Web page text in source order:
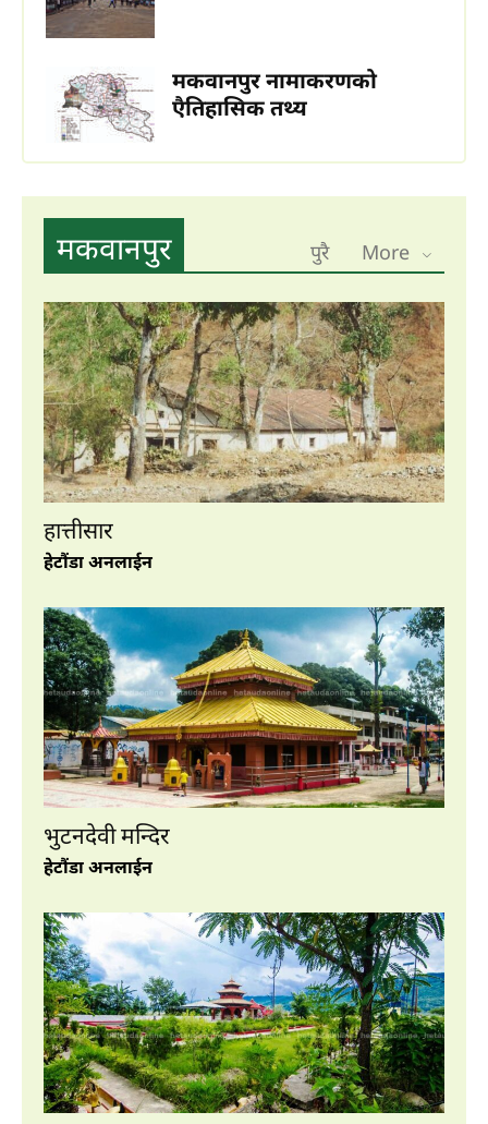
हेटौंडा अनलाईन
हेटौंडा अनलाईन
पर्यटन
मनहरीलाइभ
हेटौंडा अनलाईन
चुरीयामाइमा ऐतिहासिक, धार्मिक र पर्यटकिय
क्षेत्रको रुपमा विकास हुँदै
नयाँ गन्तव्यहरु
प्रथम सहिद लखन थापाको स्मृतिमा बाटिका
निर्माण हुने
मकवानपुर नामाकरणको
एैतिहासिक तथ्य
मकवानपुर पुरै More
हात्तीसार
हेटौंडा अनलाईन
भुटनदेवी मन्दिर
हेटौंडा अनलाईन